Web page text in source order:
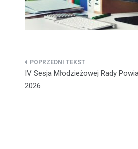
Nawigacja
wpisu
IV Sesja Młodzieżowej Rady
2026